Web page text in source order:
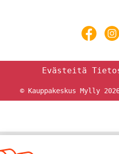
Evästeitä
© Kauppakeskus Mylly